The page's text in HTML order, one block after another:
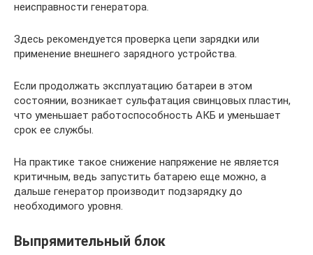
неисправности генератора.
Здесь рекомендуется проверка цепи зарядки или
применение внешнего зарядного устройства.
Если продолжать эксплуатацию батареи в этом
состоянии, возникает сульфатация свинцовых пластин,
что уменьшает работоспособность АКБ и уменьшает
срок ее службы.
На практике такое снижение напряжение не является
критичным, ведь запустить батарею еще можно, а
дальше генератор производит подзарядку до
необходимого уровня.
Выпрямительный блок